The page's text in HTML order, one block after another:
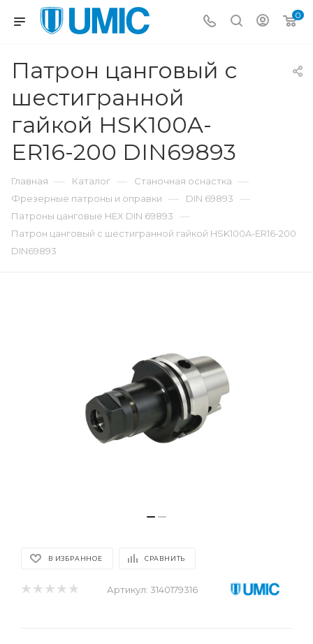
0
Патрон цанговый с
шестигранной
гайкой HSK100A-
ER16-200 DIN69893
Главная — Каталог — Станочная оснастка —
Фрезерные патроны и оправки — DIN 69893 —
Патроны цанговые HEX DIN 69893 —
Патрон цанговый с шестигранной гайкой HSK100A-ER16-200
DIN69893
В ИЗБРАННОЕ СРАВНИТЬ
Артикул: 3140179316